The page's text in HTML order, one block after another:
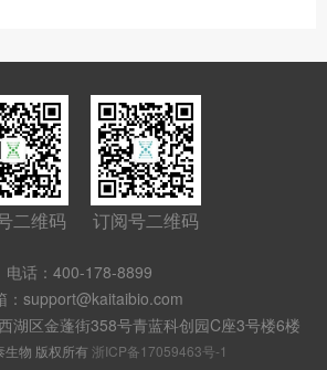
二维码 订阅号二维码
电话：400-178-8899
：support@kaitaibio.com
湖区金蓬街358号青蓝科创园C座3号楼6楼
物 版权所有 浙ICP备17059463号-1